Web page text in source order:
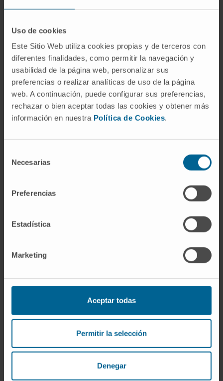
Uso de cookies
Este Sitio Web utiliza cookies propias y de terceros con
diferentes finalidades, como permitir la navegación y
usabilidad de la página web, personalizar sus
preferencias o realizar analíticas de uso de la página
web. A continuación, puede configurar sus preferencias,
rechazar o bien aceptar todas las cookies y obtener más
información en nuestra Política de Cookies.
Necesarias
Preferencias
Estadística
Marketing
Aceptar todas
Permitir la selección
Denegar
Servicio de Farmacia
Dra. Mª Carmen Barace Indurain
Ver Curriculum
Especialista
Servicio de Farmacia
Sede Pamplona
Servicio de Farmacia
Sede Pamplona
Dra. Cristina Burgui Alcaide
Ver Curriculum